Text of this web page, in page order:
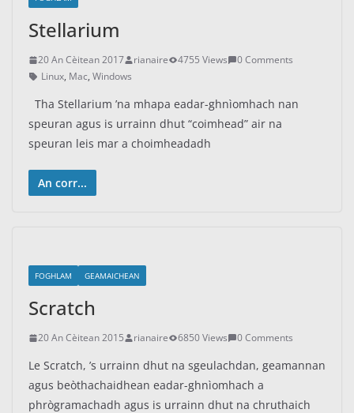
Stellarium
20 An Cèitean 2017 rianaire 4755 Views
0 Comments
Linux, Mac, Windows
Tha Stellarium ’na mhapa eadar-ghnìomhach nan
speuran agus is urrainn dhut “coimhead” air na
speuran leis mar a choimheadadh
An corr...
FOGHLAM GEAMAICHEAN
Scratch
20 An Cèitean 2015 rianaire 6850 Views 0 Comments
Le Scratch, ’s urrainn dhut na sgeulachdan, geamannan
agus beòthachaidhean eadar-ghnìomhach a
phrògramachadh agus is urrainn dhut na chruthaich